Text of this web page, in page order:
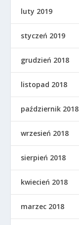
luty 2019
styczeń 2019
grudzień 2018
listopad 2018
październik 2018
wrzesień 2018
sierpień 2018
kwiecień 2018
marzec 2018